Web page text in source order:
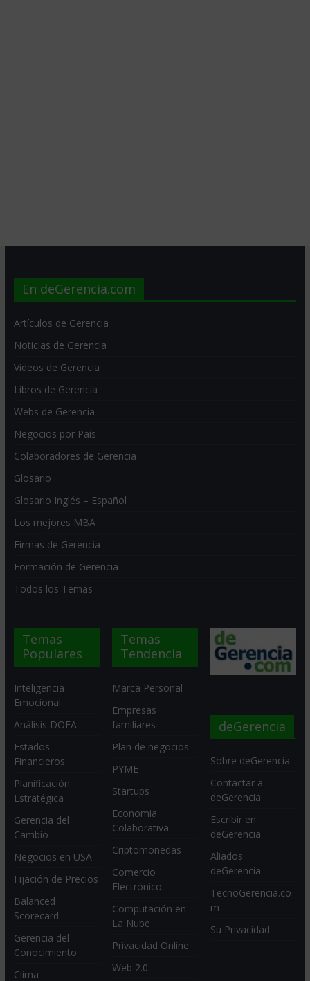
En deGerencia.com
Artículos de Gerencia
Noticias de Gerencia
Videos de Gerencia
Libros de Gerencia
Webs de Gerencia
Negocios por País
Colaboradores de Gerencia
Glosario
Glosario Inglés – Español
Los mejores MBA
Firmas de Gerencia
Formación de Gerencia
Todos los Temas
Temas
Populares
Inteligencia
Emocional
Análisis DOFA
Estados
Financieros
Planificación
Estratégica
Gerencia del
Cambio
Negocios en USA
Fijación de Precios
Balanced
Scorecard
Gerencia del
Conocimiento
Clima
Temas
Tendencia
Marca Personal
Empresas
familiares
Plan de negocios
PYME
Startups
Economia
Colaborativa
Criptomonedas
Comercio
Electrónico
Computación en
La Nube
Privacidad Online
Web 2.0
deGerencia
Sobre deGerencia
Contactar a
deGerencia
Escribir en
deGerencia
Aliados
deGerencia
TecnoGerencia.co
m
Su Privacidad